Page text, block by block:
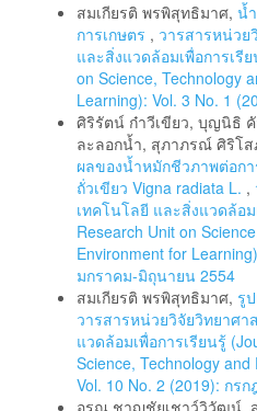
สมเกียรติ พรพิสุทธิมาศ, น้
การเกษตร , วารสารหน่วย
และสิ่งแวดล้อมเพื่อการเรี
on Science, Technology
Learning): Vol. 3 No. 1
ศิริรัตน์ ก๋าวีเขียว, บุญนิธิ
ละลอกน้ำ, สุภาภรณ์ ศิริโ
ผลของน้ำหมักชีวภาพต่อก
ถั่วเขียว Vigna radiata L. ,
เทคโนโลยี และสิ่งแวดล้อ
Research Unit on
Environment for
มกราคม-มิถุนายน 2554
สมเกียรติ พรพิสุทธิมาศ, รู
วารสารหน่วยวิจัยวิทยาศา
แวดล้อมเพื่อการเรียนรู้
Science, Technology
Vol. 10 No. 2 (2019): กร